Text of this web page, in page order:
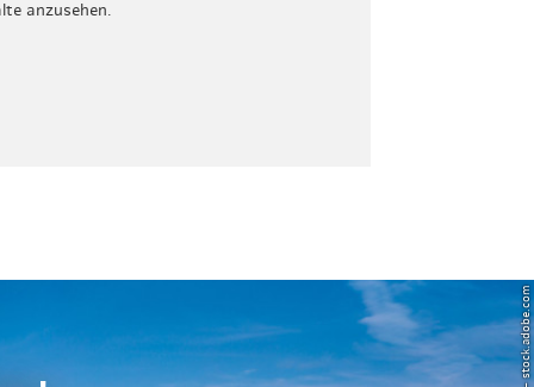
anzusehen.